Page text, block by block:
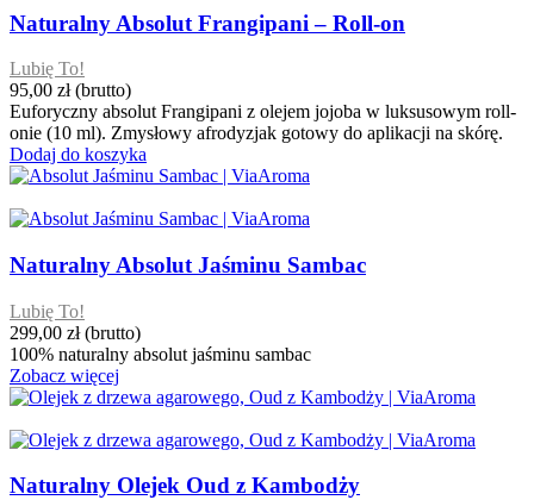
Naturalny Absolut Frangipani – Roll-on
Lubię To!
95,00 zł (brutto)
Euforyczny absolut Frangipani z olejem jojoba w luksusowym roll-
onie (10 ml). Zmysłowy afrodyzjak gotowy do aplikacji na skórę.
Dodaj do koszyka
Naturalny Absolut Jaśminu Sambac
Lubię To!
299,00 zł (brutto)
100% naturalny absolut jaśminu sambac
Zobacz więcej
Naturalny Olejek Oud z Kambodży